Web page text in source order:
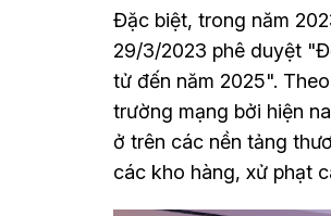
Đặc biệt, trong năm
29/3/2023 phê duyệt
tử đến năm 2025".
trường mạng bởi hiện
ở trên các nền tảng
các kho hàng, xử phạt